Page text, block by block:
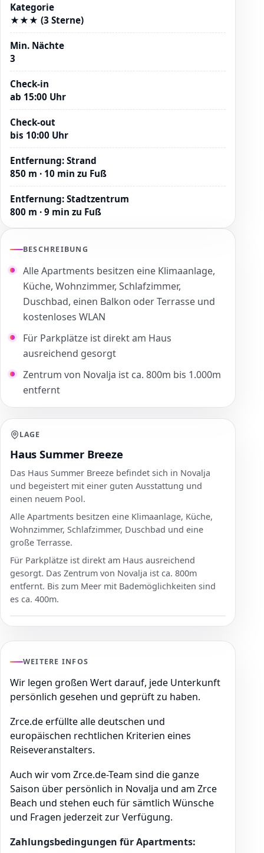
Kategorie
★★★ (3 Sterne)
Min. Nächte
3
Check-in
ab 15:00 Uhr
Check-out
bis 10:00 Uhr
Entfernung: Strand
850 m · 10 min zu Fuß
Entfernung: Stadtzentrum
800 m · 9 min zu Fuß
BESCHREIBUNG
Alle Apartments besitzen eine Klimaanlage,
Küche, Wohnzimmer, Schlafzimmer,
Duschbad, einen Balkon oder Terrasse und
kostenloses WLAN
Für Parkplätze ist direkt am Haus
ausreichend gesorgt
Zentrum von Novalja ist ca. 800m bis 1.000m
entfernt
LAGE
Haus Summer Breeze
Das Haus Summer Breeze befindet sich in Novalja
und begeistert mit einer guten Ausstattung und
einen neuem Pool.
Alle Apartments besitzen eine Klimaanlage, Küche,
Wohnzimmer, Schlafzimmer, Duschbad und eine
große Terrasse.
Für Parkplätze ist direkt am Haus ausreichend
gesorgt. Das Zentrum von Novalja ist ca. 800m
entfernt. Bis zum Meer mit Bademöglichkeiten sind
es ca. 400m.
WEITERE INFOS
Wir legen großen Wert darauf, jede Unterkunft
persönlich gesehen und geprüft zu haben.
Zrce.de erfüllte alle deutschen und
europäischen rechtlichen Kriterien eines
Reiseveranstalters.
Auch wir vom Zrce.de-Team sind die ganze
Saison über persönlich in Novalja und am Zrce
Beach und stehen euch für sämtlich Wünsche
und Fragen jederzeit zur Verfügung.
Zahlungsbedingungen für Apartments: